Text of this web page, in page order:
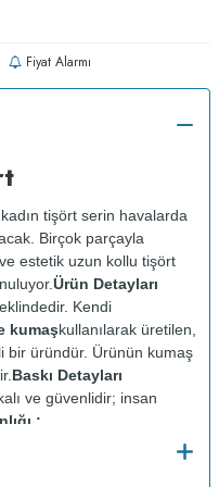
Fiyat Alarmı
tişört serin havalarda
Birçok parçayla
estetik uzun kollu tişört
Ürün Detayları
Kendi
kumaşkullanılarak üretilen,
bir üründür. Ürünün kumaş
Baskı Detayları
ve güvenlidir; insan
: